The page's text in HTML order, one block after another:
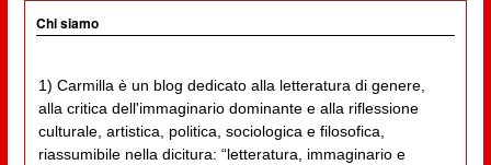
Chi siamo
1) Carmilla è un blog dedicato alla letteratura di genere,
alla critica dell'immaginario dominante e alla riflessione
culturale, artistica, politica, sociologica e filosofica,
riassumibile nella dicitura: “letteratura, immaginario e